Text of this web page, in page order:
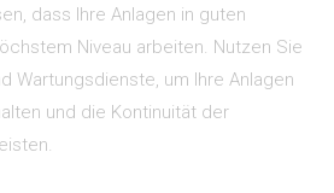
dass Ihre Anlagen in guten
Niveau arbeiten. Nutzen Sie
Wartungsdienste, um Ihre Anlagen
und die Kontinuität der